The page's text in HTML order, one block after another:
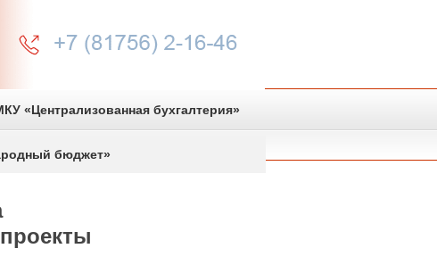
«Централизованная бухгалтерия»
бюджет»